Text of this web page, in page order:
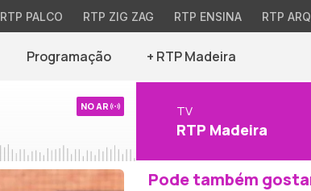
RTP PALCO RTP ZIG ZAG RTP ENSINA RTP
Programação + RTP Madeira
NO AR TV
RTP Madeira
Pode também